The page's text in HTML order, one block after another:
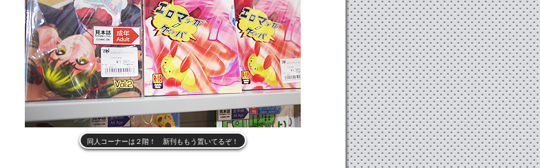
同人コーナーは２階！ 新刊ももう置いてるぞ！